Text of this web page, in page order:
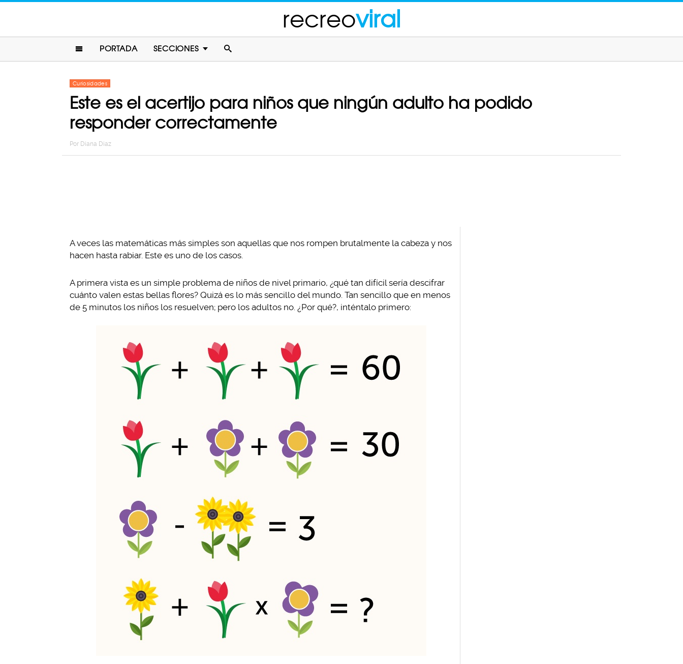
recreoviral
PORTADA SECCIONES
Curiosidades
Este es el acertijo para niños que ningún adulto ha podido
responder correctamente
Por Diana Diaz
A veces las matemáticas más simples son aquellas que nos rompen brutalmente la cabeza y nos
hacen hasta rabiar. Este es uno de los casos.
A primera vista es un simple problema de niños de nivel primario, ¿qué tan difícil sería descifrar
cuánto valen estas bellas flores? Quizá es lo más sencillo del mundo. Tan sencillo que en menos
de 5 minutos los niños los resuelven; pero los adultos no. ¿Por qué?, inténtalo primero: